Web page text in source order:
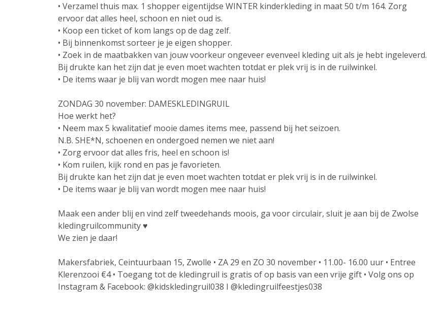
• Verzamel thuis max. 1 shopper eigentijdse WINTER kinderkleding in maat 50 t/m 164. Zorg
ervoor dat alles heel, schoon en niet oud is.
• Koop een ticket of kom langs op de dag zelf.
• Bij binnenkomst sorteer je je eigen shopper.
• Zoek in de maatbakken van jouw voorkeur ongeveer evenveel kleding uit als je hebt ingeleverd.
Bij drukte kan het zijn dat je even moet wachten totdat er plek vrij is in de ruilwinkel.
• De items waar je blij van wordt mogen mee naar huis!
ZONDAG 30 november: DAMESKLEDINGRUIL
Hoe werkt het?
• Neem max 5 kwalitatief mooie dames items mee, passend bij het seizoen.
N.B. SHE*N, schoenen en ondergoed nemen we niet aan!
• Zorg ervoor dat alles fris, heel en schoon is!
• Kom ruilen, kijk rond en pas je favorieten.
Bij drukte kan het zijn dat je even moet wachten totdat er plek vrij is in de ruilwinkel.
• De items waar je blij van wordt mogen mee naar huis!
Maak een ander blij en vind zelf tweedehands moois, ga voor circulair, sluit je aan bij de Zwolse
kledingruilcommunity ♥︎
We zien je daar!
Makersfabriek, Ceintuurbaan 15, Zwolle • ZA 29 en ZO 30 november • 11.00- 16.00 uur • Entree
Klerenzooi €4 • Toegang tot de kledingruil is gratis of op basis van een vrije gift • Volg ons op
Instagram & Facebook: @kidskledingruil038 I @kledingruilfeestjes038